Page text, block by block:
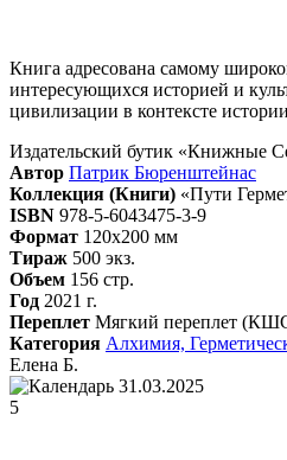
Книга адресована самому
интересующихся историей и
цивилизации в контексте
Издательский бутик «Книжные
Автор Патрик Бюренштейнас
Коллекция (Книги) «Пути
ISBN 978-5-6043475-3-9
Формат 120х200 мм
Тираж 500 экз.
Объем 156 стр.
Год 2021 г.
Переплет Мягкий переплет
Категория Алхимия,
Елена Б.
31.03.2025
5